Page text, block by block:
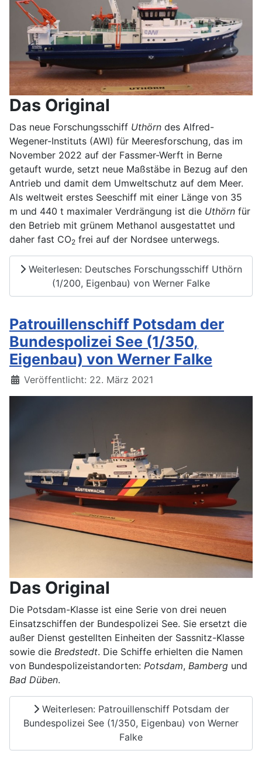
Das Original
Das neue Forschungsschiff Uthörn des Alfred-
Wegener-Instituts (AWI) für Meeresforschung, das im
November 2022 auf der Fassmer-Werft in Berne
getauft wurde, setzt neue Maßstäbe in Bezug auf den
Antrieb und damit dem Umweltschutz auf dem Meer.
Als weltweit erstes Seeschiff mit einer Länge von 35
m und 440 t maximaler Verdrängung ist die Uthörn für
den Betrieb mit grünem Methanol ausgestattet und
daher fast CO2 frei auf der Nordsee unterwegs.
Weiterlesen: Deutsches Forschungsschiff Uthörn
(1/200, Eigenbau) von Werner Falke
Patrouillenschiff Potsdam der
Bundespolizei See (1/350,
Eigenbau) von Werner Falke
Details
Veröffentlicht: 22. März 2021
Das Original
Die Potsdam-Klasse ist eine Serie von drei neuen
Einsatzschiffen der Bundespolizei See. Sie ersetzt die
außer Dienst gestellten Einheiten der Sassnitz-Klasse
sowie die Bredstedt. Die Schiffe erhielten die Namen
von Bundespolizeistandorten: Potsdam, Bamberg und
Bad Düben.
Weiterlesen: Patrouillenschiff Potsdam der
Bundespolizei See (1/350, Eigenbau) von Werner
Falke